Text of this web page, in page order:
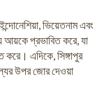
ভিয়েতনাম এবং
প্রভাবিত করে, যা
এদিকে, সিঙ্গাপুর
উপর জোর দেওয়া